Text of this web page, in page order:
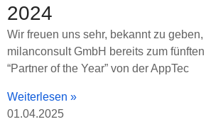
2024
Wir freuen uns sehr, bekannt zu
milanconsult GmbH bereits zum
“Partner of the Year” von der AppTec
Weiterlesen »
01.04.2025